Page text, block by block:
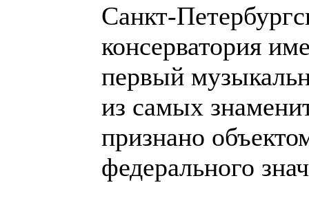
Санкт-
консерватория
первый
из самых
признано
федерального